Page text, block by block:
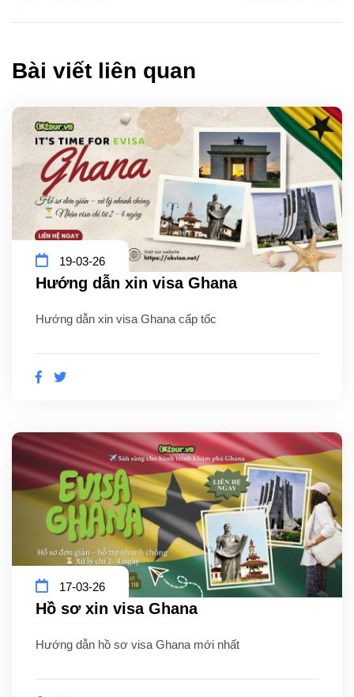
Bài viết liên quan
19-03-26
Hướng dẫn xin visa Ghana
Hướng dẫn xin visa Ghana cấp tốc
17-03-26
Hồ sơ xin visa Ghana
Hướng dẫn hồ sơ visa Ghana mới nhất